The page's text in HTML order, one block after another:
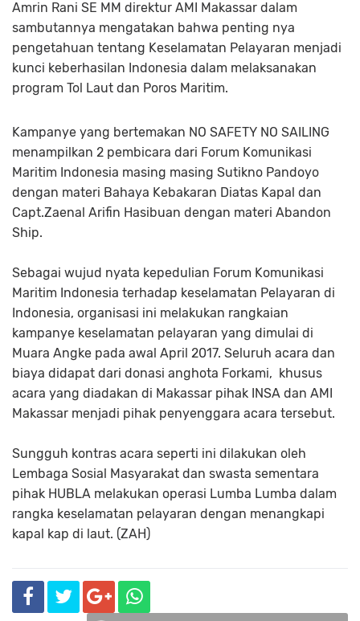
Amrin Rani SE MM direktur AMI Makassar dalam
sambutannya mengatakan bahwa penting nya
pengetahuan tentang Keselamatan Pelayaran menjadi
kunci keberhasilan Indonesia dalam melaksanakan
program Tol Laut dan Poros Maritim.
Kampanye yang bertemakan NO SAFETY NO SAILING
menampilkan 2 pembicara dari Forum Komunikasi
Maritim Indonesia masing masing Sutikno Pandoyo
dengan materi Bahaya Kebakaran Diatas Kapal dan
Capt.Zaenal Arifin Hasibuan dengan materi Abandon
Ship.
Sebagai wujud nyata kepedulian Forum Komunikasi
Maritim Indonesia terhadap keselamatan Pelayaran di
Indonesia, organisasi ini melakukan rangkaian
kampanye keselamatan pelayaran yang dimulai di
Muara Angke pada awal April 2017. Seluruh acara dan
biaya didapat dari donasi anghota Forkami, khusus
acara yang diadakan di Makassar pihak INSA dan AMI
Makassar menjadi pihak penyenggara acara tersebut.
Sungguh kontras acara seperti ini dilakukan oleh
Lembaga Sosial Masyarakat dan swasta sementara
pihak HUBLA melakukan operasi Lumba Lumba dalam
rangka keselamatan pelayaran dengan menangkapi
kapal kap di laut. (ZAH)